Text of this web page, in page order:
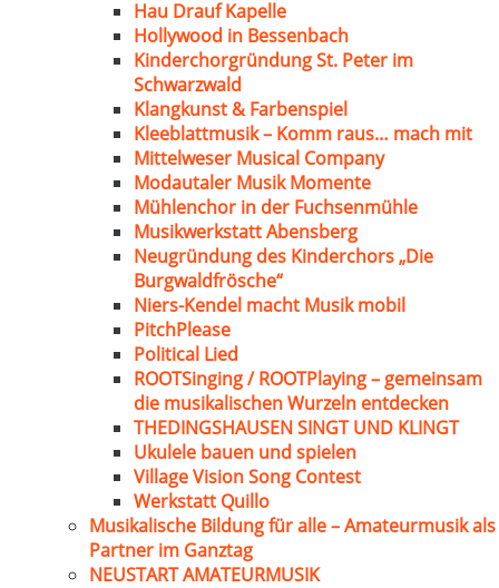
Hau Drauf Kapelle
Hollywood in Bessenbach
Kinderchorgründung St. Peter im
Schwarzwald
Klangkunst & Farbenspiel
Kleeblattmusik – Komm raus… mach mit
Mittelweser Musical Company
Modautaler Musik Momente
Mühlenchor in der Fuchsenmühle
Musikwerkstatt Abensberg
Neugründung des Kinderchors „Die
Burgwaldfrösche“
Niers-Kendel macht Musik mobil
PitchPlease
Political Lied
ROOTSinging / ROOTPlaying – gemeinsam
die musikalischen Wurzeln entdecken
THEDINGSHAUSEN SINGT UND KLINGT
Ukulele bauen und spielen
Village Vision Song Contest
Werkstatt Quillo
Musikalische Bildung für alle – Amateurmusik als
Partner im Ganztag
NEUSTART AMATEURMUSIK